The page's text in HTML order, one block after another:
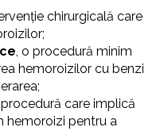
chirurgicală care
, o procedură minim
hemoroizilor cu benzi
procedură care implică
hemoroizi pentru a